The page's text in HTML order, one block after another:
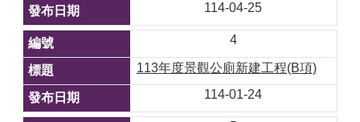
114-04-25
4
113年度景觀公廁新建工程(B項)
114-01-24